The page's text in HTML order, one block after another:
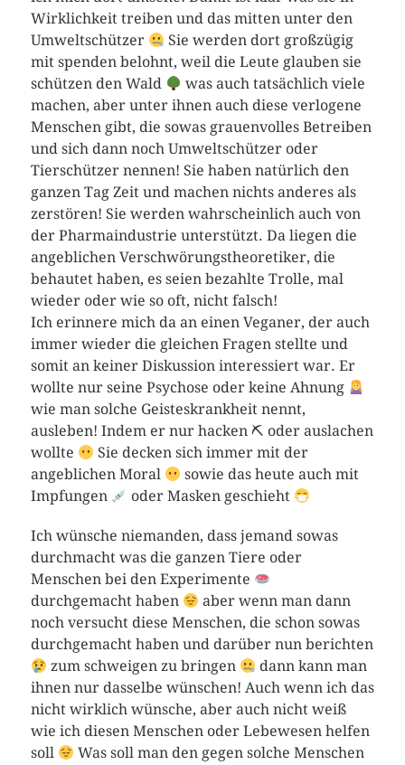
Wirklichkeit treiben und das mitten unter den
Umweltschützer
Sie werden dort großzügig
mit spenden belohnt, weil die Leute glauben sie
schützen den Wald
was auch tatsächlich viele
machen, aber unter ihnen auch diese verlogene
Menschen gibt, die sowas grauenvolles Betreiben
und sich dann noch Umweltschützer oder
Tierschützer nennen! Sie haben natürlich den
ganzen Tag Zeit und machen nichts anderes als
zerstören! Sie werden wahrscheinlich auch von
der Pharmaindustrie unterstützt. Da liegen die
angeblichen Verschwörungstheoretiker, die
behautet haben, es seien bezahlte Trolle, mal
wieder oder wie so oft, nicht falsch!
Ich erinnere mich da an einen Veganer, der auch
immer wieder die gleichen Fragen stellte und
somit an keiner Diskussion interessiert war. Er
wollte nur seine Psychose oder keine Ahnung
wie man solche Geisteskrankheit nennt,
ausleben! Indem er nur hacken ⛏ oder auslachen
wollte
Sie decken sich immer mit der
angeblichen Moral
sowie das heute auch mit
Impfungen
oder Masken geschieht
Ich wünsche niemanden, dass jemand sowas
durchmacht was die ganzen Tiere oder
Menschen bei den Experimente
durchgemacht haben
aber wenn man dann
noch versucht diese Menschen, die schon sowas
durchgemacht haben und darüber nun berichten
zum schweigen zu bringen
dann kann man
ihnen nur dasselbe wünschen! Auch wenn ich das
nicht wirklich wünsche, aber auch nicht weiß
wie ich diesen Menschen oder Lebewesen helfen
soll
Was soll man den gegen solche Menschen